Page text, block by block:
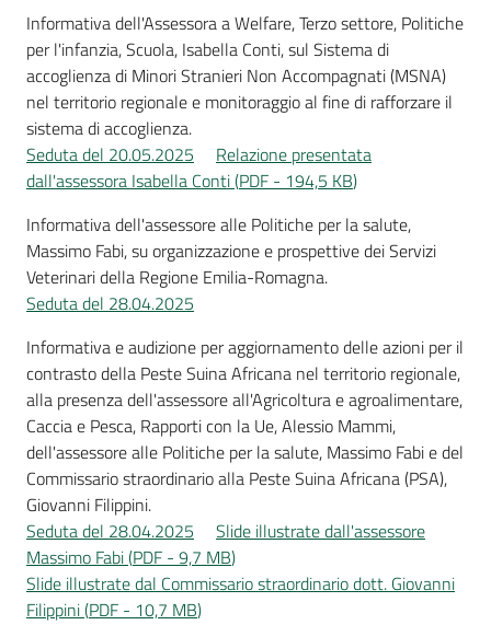
Informativa dell'Assessora a Welfare, Terzo settore, Politiche
per l'infanzia, Scuola, Isabella Conti, sul Sistema di
accoglienza di Minori Stranieri Non Accompagnati (MSNA)
nel territorio regionale e monitoraggio al fine di rafforzare il
sistema di accoglienza.
Seduta del 20.05.2025
Relazione presentata
dall'assessora Isabella Conti(PDF - 194,5 KB)
Informativa dell'assessore alle Politiche per la salute,
Massimo Fabi, su organizzazione e prospettive dei Servizi
Veterinari della Regione Emilia-Romagna.
Seduta del 28.04.2025
Informativa e audizione per aggiornamento delle azioni per il
contrasto della Peste Suina Africana nel territorio regionale,
alla presenza dell'assessore all'Agricoltura e agroalimentare,
Caccia e Pesca, Rapporti con la Ue, Alessio Mammi,
dell'assessore alle Politiche per la salute, Massimo Fabi e del
Commissario straordinario alla Peste Suina Africana (PSA),
Giovanni Filippini.
Seduta del 28.04.2025
Slide illustrate dall'assessore
Massimo Fabi(PDF - 9,7 MB)
Slide illustrate dal Commissario straordinario dott. Giovanni
Filippini(PDF - 10,7 MB)